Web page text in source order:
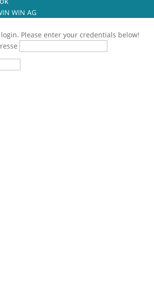
WIN AG
Please enter your credentials below!